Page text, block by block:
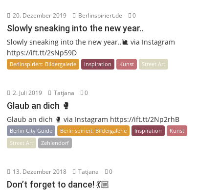
20. Dezember 2019 Berlinspiriert.de 0
Slowly sneaking into the new year..
Slowly sneaking into the new year..🐌 via Instagram
https://ift.tt/2sNp59D
Berlinspiriert: Bildergalerie Inspiration Kunst Street Art
2. Juli 2019 Tatjana 0
Glaub an dich 🥊
Glaub an dich 🥊 via Instagram https://ift.tt/2Np2rhB
Berlin City Guide Berlinspiriert: Bildergalerie Inspiration
Kunst
Street Art
Zehlendorf
13. Dezember 2018 Tatjana 0
Don’t forget to dance! 💃🏼